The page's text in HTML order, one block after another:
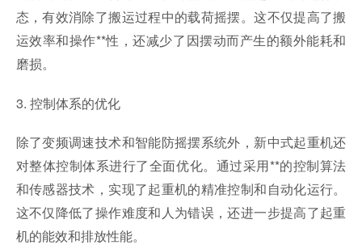
态，有效消除了搬运过程中的载荷摇摆。这不仅提高了搬
运效率和操作**性，还减少了因摆动而产生的额外能耗和
磨损。
3. 控制体系的优化
除了变频调速技术和智能防摇摆系统外，新中式起重机还
对整体控制体系进行了全面优化。通过采用**的控制算法
和传感器技术，实现了起重机的精准控制和自动化运行。
这不仅降低了操作难度和人为错误，还进一步提高了起重
机的能效和排放性能。